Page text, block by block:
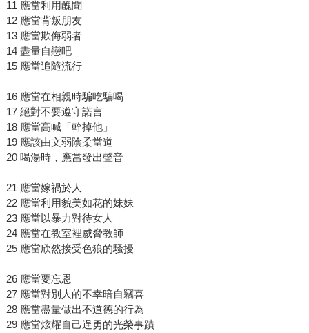
11 應當利用醜聞
12 應當背叛朋友
13 應當欺侮弱者
14 盡量自戀吧
15 應當追隨流行
16 應當在相親時騙吃騙喝
17 絕對不要遵守諾言
18 應當高喊「幹掉他」
19 應該由文弱陰柔當道
20 喝湯時，應當發出聲音
21 應當嫁禍於人
22 應當利用貌美如花的妹妹
23 應當以暴力對待女人
24 應當在教室裡威脅教師
25 應當欣然接受色狼的騷擾
26 應當要忘恩
27 應當對別人的不幸暗自竊喜
28 應當盡量做出不道德的行為
29 應當炫耀自己逞勇的光榮事蹟